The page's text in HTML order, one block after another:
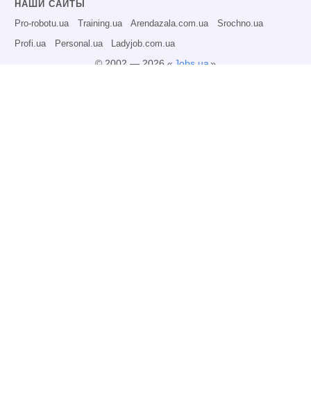
НАШИ САЙТЫ
Pro-robotu.ua Training.ua Arendazala.com.ua Srochno.ua
Profi.ua Personal.ua Ladyjob.com.ua
© 2002 — 2026 « Jobs.ua»